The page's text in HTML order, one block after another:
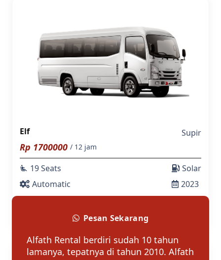
Elf Supir
Rp 1700000 / 12 jam
airline_seat_recline_extra 19 Seats
Automatic
Solar
2023
Pesan Sekarang
Tentang Alfath Rental
Alfath Rental berdiri sudah 10 tahun
lamanya, tepatnya di tahun 2010. Alfath